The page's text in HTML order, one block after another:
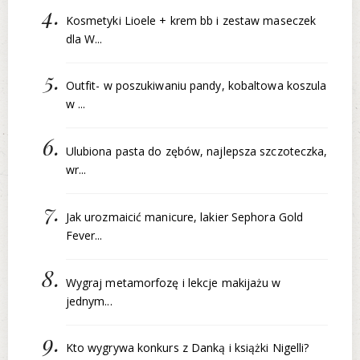
Kosmetyki Lioele + krem bb i zestaw maseczek
dla W...
Outfit- w poszukiwaniu pandy, kobaltowa koszula
w ...
Ulubiona pasta do zębów, najlepsza szczoteczka,
wr...
Jak urozmaicić manicure, lakier Sephora Gold
Fever...
Wygraj metamorfozę i lekcje makijażu w
jednym...
Kto wygrywa konkurs z Danką i książki Nigelli?